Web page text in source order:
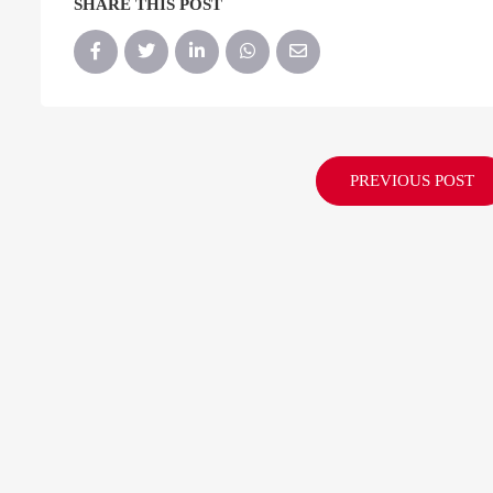
SHARE THIS POST
PREVIOUS POST